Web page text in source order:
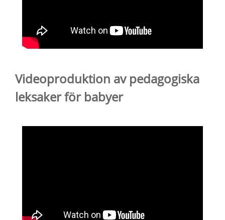
Videoproduktion av pedagogiska
leksaker för babyer